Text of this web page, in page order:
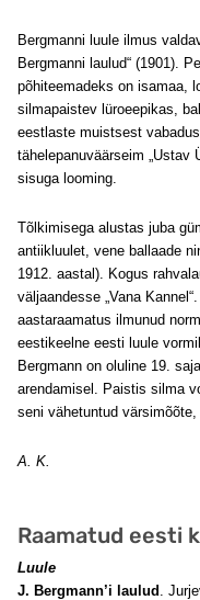
Bergmanni luule ilmus
Bergmanni laulud“ (1901).
põhiteemadeks on isamaa,
silmapaistev lüroeepikas,
eestlaste muistsest
tähelepanuväärseim „Ustav
sisuga looming.
Tõlkimisega alustas juba
antiikluulet, vene ballaade
1912. aastal). Kogus
väljaandesse „Vana
aastaraamatus ilmunud
eestikeelne eesti luule
Bergmann on oluline 19.
arendamisel. Paistis silma
seni vähetuntud
A. K.
Raamatud eesti
Luule
J. Bergmann’i laulud .